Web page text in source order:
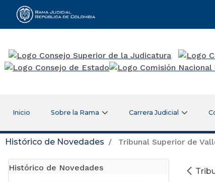
Rama Judicial
Inicio Sobre la Rama Carrera Judicial
Histórico de Novedades Tribunal Superior de
Histórico de Novedades